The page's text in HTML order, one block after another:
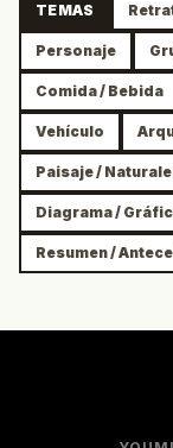
TEMAS
Personaje
Comida / Bebida
Vehículo
Paisaje /
Diagrama /
Resumen /